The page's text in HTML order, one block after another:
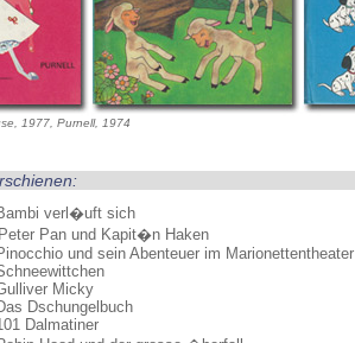
1977, Purnell, 1974
verl�uft sich
Pan und Kapit�n Haken
und sein Abenteuer im Marionettentheater
Micky
Dschungelbuch
Dalmatiner